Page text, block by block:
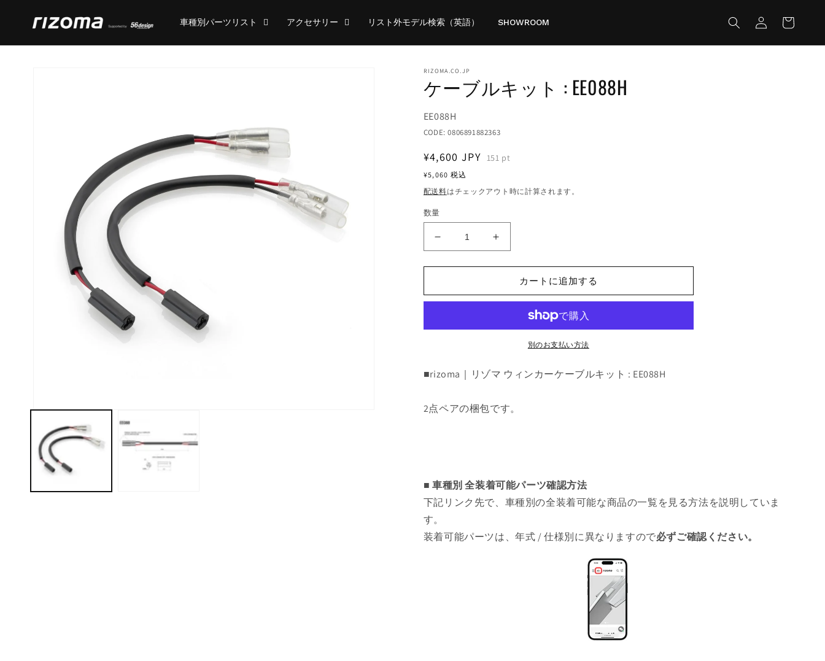
進む
車種別パーツリスト アクセサリー リスト外モデル検索（英語） SHOWROOM
グ
イ
ン
ー
ル
で
ィ
RIZOMA.CO.JP
ケーブルキット : EE088H
Translation
missing:
ja.products.product.sku:
EE088H
CODE:0806891882363
通
常
価
格
¥4,600 JPY
¥5,060 税込
151 pt
配送料はチェックアウト時に計算されます。
数量
キ
ト
の
量
を
ケ
キ
ト
の
量
を
カートに追加する
別のお支払い方法
■rizoma｜リゾマ ウィンカーケーブルキット : EE088H
2点ペアの梱包です。
■ 車種別 全装着可能パーツ確認方法
下記リンク先で、車種別の全装着可能な商品の一覧を見る方法を説明していま
す。
装着可能パーツは、年式 / 仕様別に異なりますので必ずご確認ください。